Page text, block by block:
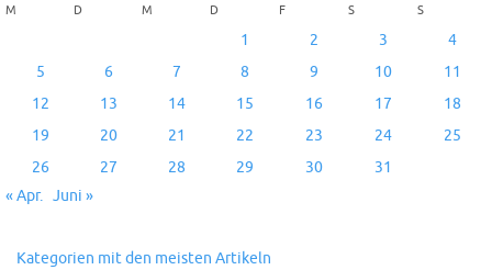
M D M D F S S
1 2 3
4
5
6 7 8 9 10
11
12
13 14 15 16 17
18
19
20 21 22 23 24
25
26
27 28 29 30
31
« Apr. Juni »
Kategorien mit den meisten Artikeln